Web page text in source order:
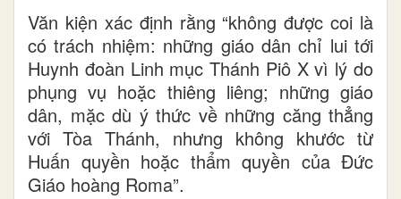
Văn kiện xác định rằng “không được coi là
có trách nhiệm: những giáo dân chỉ lui tới
Huynh đoàn Linh mục Thánh Piô X vì lý do
phụng vụ hoặc thiêng liêng; những giáo
dân, mặc dù ý thức về những căng thẳng
với Tòa Thánh, nhưng không khước từ
Huấn quyền hoặc thẩm quyền của Đức
Giáo hoàng Roma”.